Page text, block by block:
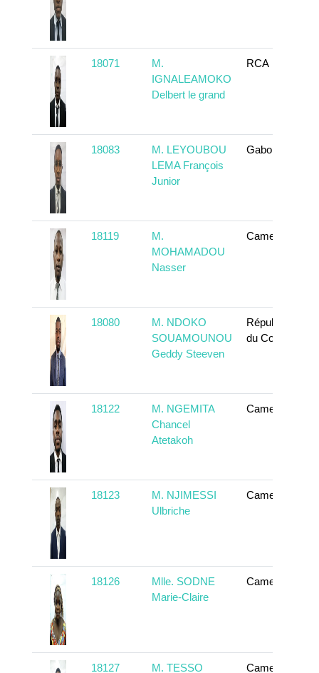
18071
M.
IGNALEAMOKO
Delbert le grand
RCA
18083
M. LEYOUBOU
LEMA François
Junior
Gabon
18119
M.
MOHAMADOU
Nasser
Cameroun
18080
M. NDOKO
SOUAMOUNOU
Geddy Steeven
République
du Congo
18122
M. NGEMITA
Chancel
Atetakoh
Cameroun
18123
M. NJIMESSI
Ulbriche
Cameroun
18126
Mlle. SODNE
Marie-Claire
Cameroun
18127 M. TESSO Cameroun